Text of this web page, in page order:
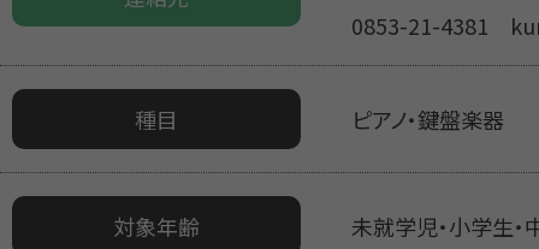
0853-21-4381
種目 ピアノ・鍵盤楽器
対象年齢 未就学児・小学生・